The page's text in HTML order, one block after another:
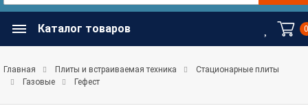
Каталог товаров
Главная Плиты и встраиваемая техника
Стационарные плиты
Газовые
Гефест